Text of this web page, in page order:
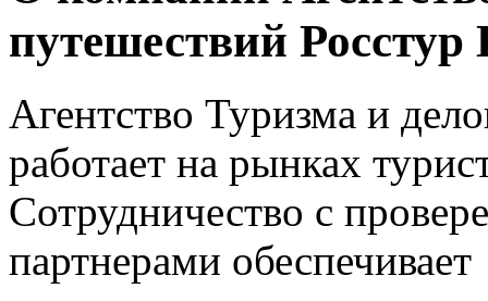
путешествий Росстур
Агентство Туризма и
работает на рынках
Сотрудничество с
партнерами